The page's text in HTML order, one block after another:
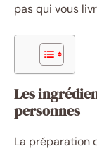
pas qui vous
Les
personnes
La préparation